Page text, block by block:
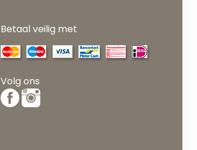
Betaal veilig met
Volg ons